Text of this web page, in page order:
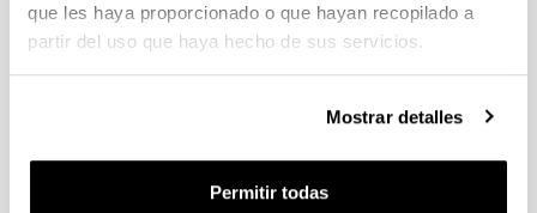
que les haya proporcionado o que hayan recopilado a
partir del uso que haya hecho de sus servicios.
Mostrar detalles
Permitir todas
formalizar la matrícula tendrás que subirla en el
plazo de 10 días posteriores a la realización de la
estudiante, en la carpeta de “Matrículas” en la rama